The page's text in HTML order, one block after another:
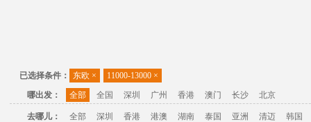
已选择条件： 东欧 × 11000-13000 ×
哪出发：
全部 全国 深圳 广州 香港 澳门 长沙 北京
去哪儿： 全部 深圳 香港 港澳 湖南 泰国 亚洲 清迈
韩国